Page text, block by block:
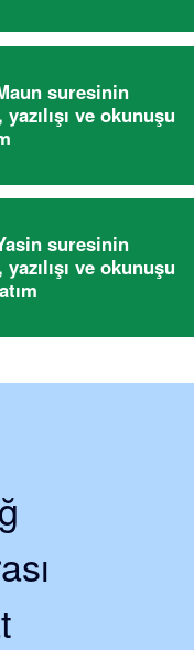
suresinin
ve okunuşu
suresinin
ve okunuşu